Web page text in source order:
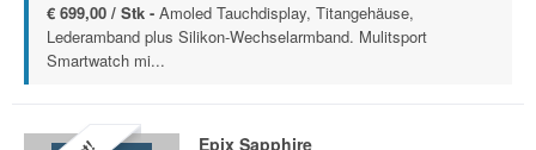
€ 699,00 / Stk - Amoled Tauchdisplay, Titangehäuse,
Lederamband plus Silikon-Wechselarmband. Mulitsport
Smartwatch mi...
Epix Sapphire